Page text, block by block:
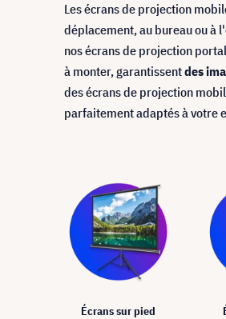
Les écrans de projection
déplacement, au bureau ou à
nos écrans de projection
à monter, garantissentdes
des écrans de projection
parfaitement adaptés à votre
Écrans sur pied